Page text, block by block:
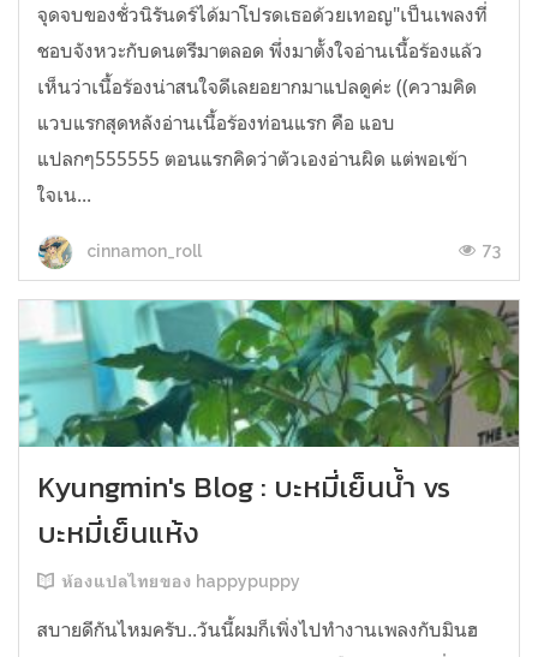
จุดจบของชั่วนิรันดร์ได้มาโปรดเธอด้วยเทอญ"เป็นเพลงที่
ชอบจังหวะกับดนตรีมาตลอด พึ่งมาตั้งใจอ่านเนื้อร้องแล้ว
เห็นว่าเนื้อร้องน่าสนใจดีเลยอยากมาแปลดูค่ะ ((ความคิด
แวบแรกสุดหลังอ่านเนื้อร้องท่อนแรก คือ แอบ
แปลกๆ555555 ตอนแรกคิดว่าตัวเองอ่านผิด แต่พอเข้า
ใจเน...
cinnamon_roll 73
Kyungmin's Blog : บะหมี่เย็นน้ำ vs
บะหมี่เย็นแห้ง
ห้องแปลไทยของ happypuppy
สบายดีกันไหมครับ..วันนี้ผมก็เพิ่งไปทำงานเพลงกับมินฮ